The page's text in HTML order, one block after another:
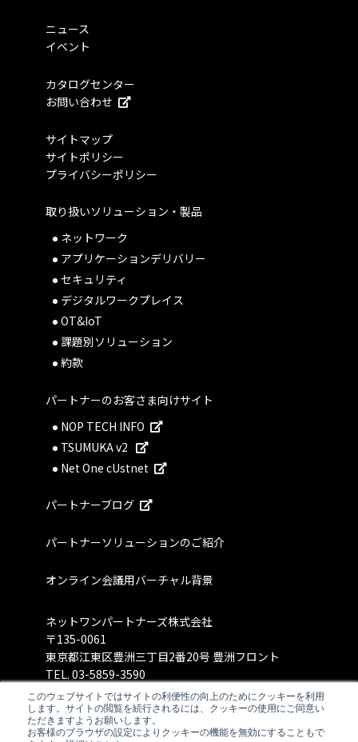
このウェブサイトではサイトの利便性の向上のためにクッキーを利用
します。サイトの閲覧を続行されるには、クッキーの使用にご同意い
ただきますようお願いします。
お客様のブラウザの設定によりクッキーの機能を無効にすることもで
ニュース
イベント
カタログセンター
お問い合わせ
サイトマップ
サイトポリシー
プライバシーポリシー
取り扱いソリューション・製品
ネットワーク
アプリケーションデリバリー
セキュリティ
デジタルワークプレイス
OT&IoT
課題別ソリューション
約款
パートナーのお客さま向けサイト
NOP TECH INFO
TSUMUKA v2
Net One cUstnet
パートナーブログ
パートナーソリューションのご紹介
オンライン会議用バーチャル背景
ネットワンパートナーズ株式会社
〒135-0061
東京都江東区豊洲三丁目2番20号 豊洲フロント
TEL. 03-5859-3590